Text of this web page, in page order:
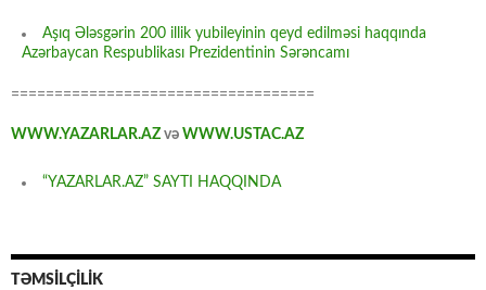
Aşıq Ələsgərin 200 illik yubileyinin qeyd edilməsi haqqında
Azərbaycan Respublikası Prezidentinin Sərəncamı
===================================
WWW.YAZARLAR.AZ və WWW.USTAC.AZ
“YAZARLAR.AZ” SAYTI HAQQINDA
TƏMSİLÇİLİK